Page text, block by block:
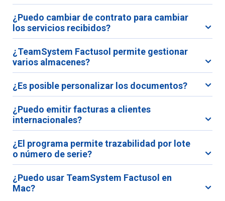
¿Puedo cambiar de contrato para cambiar
los servicios recibidos?
¿TeamSystem Factusol permite gestionar
varios almacenes?
¿Es posible personalizar los documentos?
¿Puedo emitir facturas a clientes
internacionales?
¿El programa permite trazabilidad por lote
o número de serie?
¿Puedo usar TeamSystem Factusol en
Mac?